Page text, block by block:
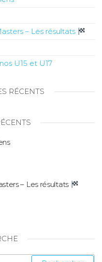
– Les résultats
U15 et U17
RÉCENTS
– Les résultats